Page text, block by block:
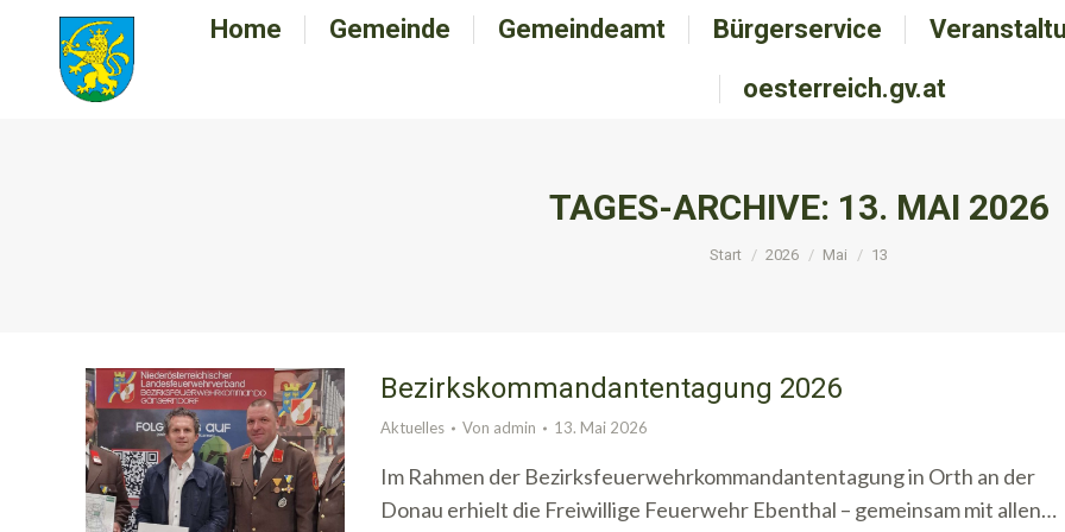
Home Gemeinde Gemeindeamt Bürgerservice
oesterreich.gv.at
TAGES-ARCHIVE: 13. MAI 2026
Sie befinden sich hier:
Start 2026 Mai 13
Bezirkskommandantentagung 2026
Aktuelles Von admin 13. Mai 2026
Im Rahmen der Bezirksfeuerwehrkommandantentagung in Orth an der
Donau erhielt die Freiwillige Feuerwehr Ebenthal – gemeinsam mit allen…
Home Gemeinde Gemeindeamt Bürgerservice
oesterreich.gv.at